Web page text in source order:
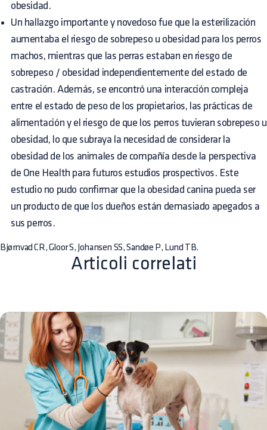
obesidad.
Un hallazgo importante y novedoso fue que la esterilización
aumentaba el riesgo de sobrepeso u obesidad para los perros
machos, mientras que las perras estaban en riesgo de
sobrepeso / obesidad independientemente del estado de
castración. Además, se encontró una interacción compleja
entre el estado de peso de los propietarios, las prácticas de
alimentación y el riesgo de que los perros tuvieran sobrepeso u
obesidad, lo que subraya la necesidad de considerar la
obesidad de los animales de compañía desde la perspectiva
de One Health para futuros estudios prospectivos. Este
estudio no pudo confirmar que la obesidad canina pueda ser
un producto de que los dueños están demasiado apegados a
sus perros.
Bjørnvad CR, Gloor S, Johansen SS, Sandøe P, Lund TB.
Articoli correlati